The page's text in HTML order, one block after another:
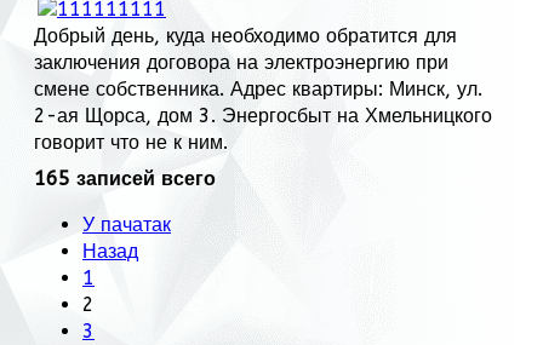
Добрый день, куда необходимо обратится для
заключения договора на электроэнергию при
смене собственника. Адрес квартиры: Минск, ул.
2-ая Щорса, дом 3. Энергосбыт на Хмельницкого
говорит что не к ним.
165 записей всего
У пачатак
Назад
1
2
3